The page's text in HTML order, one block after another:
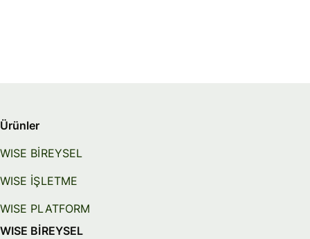
Ürünler
WISE BİREYSEL
WISE İŞLETME
WISE PLATFORM
WISE BİREYSEL